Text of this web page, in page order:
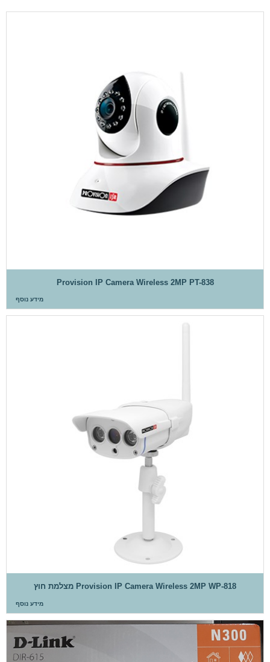
Provision IP Camera Wireless 2MP PT-838
מידע נוסף
Provision IP Camera Wireless 2MP WP-818 מצלמת חוץ
מידע נוסף